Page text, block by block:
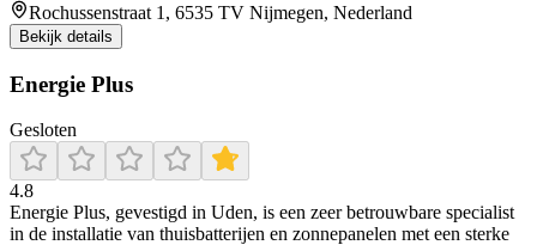
Rochussenstraat 1, 6535 TV Nijmegen, Nederland
Bekijk details
Energie Plus
Gesloten
4.8
Energie Plus, gevestigd in Uden, is een zeer betrouwbare specialist
in de installatie van thuisbatterijen en zonnepanelen met een sterke